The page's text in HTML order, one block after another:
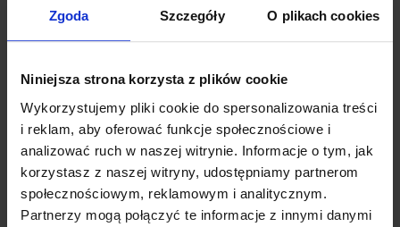
Zgoda Szczegóły O plikach cookies
Niniejsza strona korzysta z plików cookie
Wykorzystujemy pliki cookie do spersonalizowania treści
i reklam, aby oferować funkcje społecznościowe i
analizować ruch w naszej witrynie. Informacje o tym, jak
korzystasz z naszej witryny, udostępniamy partnerom
społecznościowym, reklamowym i analitycznym.
Partnerzy mogą połączyć te informacje z innymi danymi